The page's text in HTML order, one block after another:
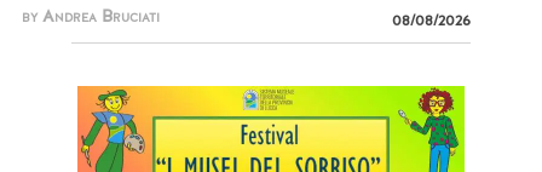
by Andrea Bruciati 08/08/2026